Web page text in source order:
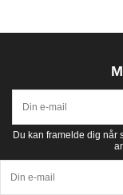
Du kan framelde dig når